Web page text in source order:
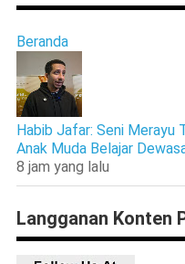
Beranda
Habib Jafar: Seni Merayu
Anak Muda Belajar
8 jam yang lalu
Langganan Konten